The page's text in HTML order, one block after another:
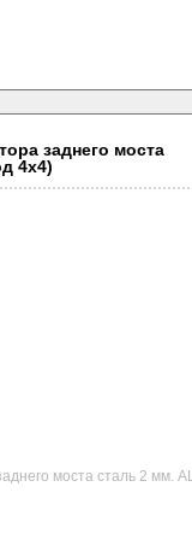
заднего моста
4х4)
моста сталь 2 мм.